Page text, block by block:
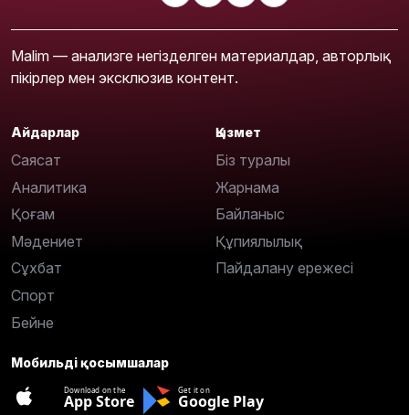
Malim — анализге негізделген материалдар, авторлық
пікірлер мен эксклюзив контент.
Айдарлар
Саясат
Аналитика
Қоғам
Мәдениет
Сұхбат
Спорт
Бейне
Қызмет
Біз туралы
Жарнама
Байланыс
Құпиялылық
Пайдалану ережесі
Мобильді қосымшалар
Download on the
App Store
Get it on
Google Play